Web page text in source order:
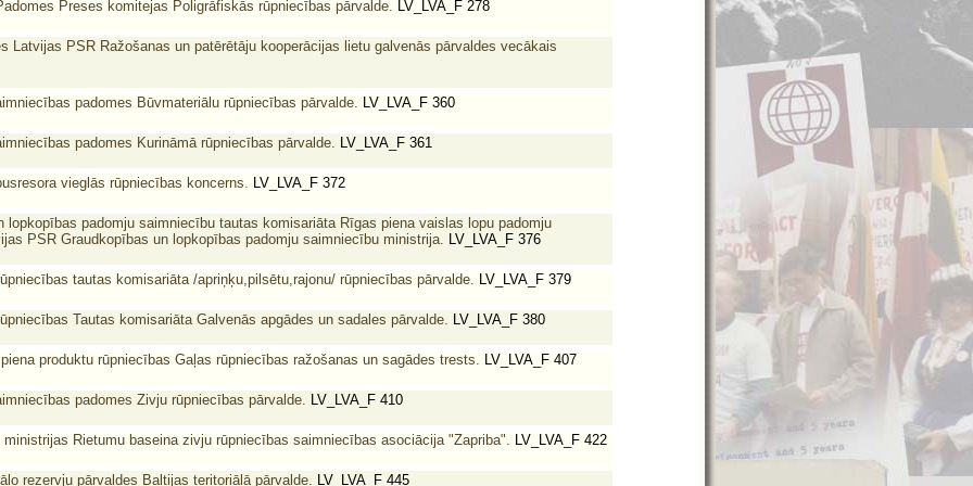
Preses komitejas Poligrāfiskās rūpniecības pārvalde. LV_LVA_F 278
Latvijas PSR Ražošanas un patērētāju kooperācijas lietu galvenās pārvaldes vecākais
padomes Būvmateriālu rūpniecības pārvalde. LV_LVA_F 360
padomes Kurināmā rūpniecības pārvalde. LV_LVA_F 361
vieglās rūpniecības koncerns. LV_LVA_F 372
lopkopības padomju saimniecību tautas komisariāta Rīgas piena vaislas lopu padomju
PSR Graudkopības un lopkopības padomju saimniecību ministrija. LV_LVA_F 376
tautas komisariāta /apriņķu,pilsētu,rajonu/ rūpniecības pārvalde. LV_LVA_F 379
Tautas komisariāta Galvenās apgādes un sadales pārvalde. LV_LVA_F 380
produktu rūpniecības Gaļas rūpniecības ražošanas un sagādes trests. LV_LVA_F 407
padomes Zivju rūpniecības pārvalde. LV_LVA_F 410
Rietumu baseina zivju rūpniecības saimniecības asociācija "Zapriba". LV_LVA_F 422
rezervju pārvaldes Baltijas teritoriālā pārvalde. LV_LVA_F 445